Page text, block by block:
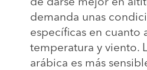
demanda unas
específicas en cuanto
temperatura y viento.
arábica es más